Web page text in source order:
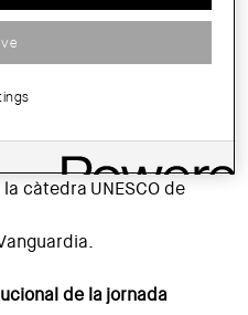
d’Adif.
Ara.
càtedra UNESCO de
de lajornada